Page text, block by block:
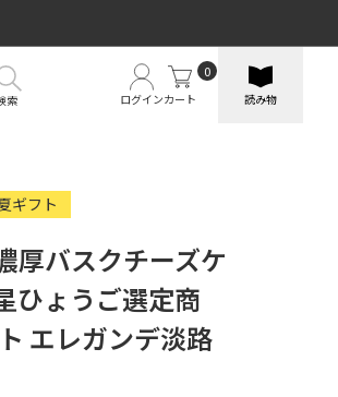
ログインカート
0
読み物
索
ギフト
厚バスクチーズケ
ひょうご選定商
エレガンデ淡路